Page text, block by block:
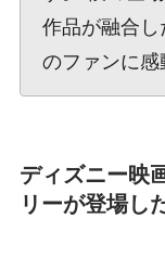
作品が融合し
のファンに感
ディズニー映
リーが登場し